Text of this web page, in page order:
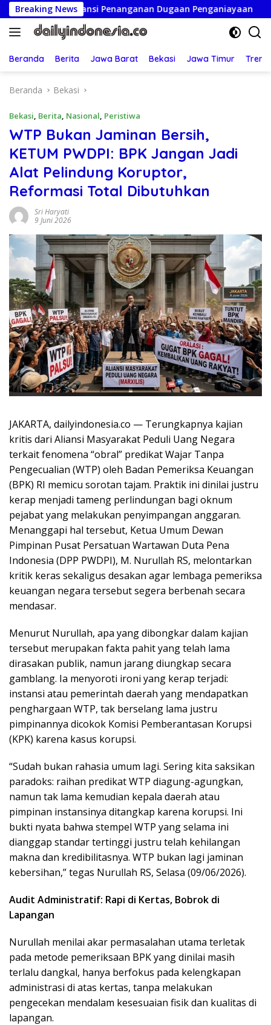
Langsung
ke
konten
Breaking News
Penanganan Dugaan Penganiayaan Ketua
Beranda Berita Jawa Barat Bekasi Jawa Timur
Beranda Bekasi
Bekasi, Berita, Nasional, Peristiwa
WTP Bukan Jaminan Bersih,
KETUM PWDPI: BPK Jangan Jadi
Alat Pelindung Koruptor,
Reformasi Total Dibutuhkan
Sri Haryati
9 Juni 2026
JAKARTA, dailyindonesia.co — Terungkapnya kajian
kritis dari Aliansi Masyarakat Peduli Uang Negara
terkait fenomena “obral” predikat Wajar Tanpa
Pengecualian (WTP) oleh Badan Pemeriksa Keuangan
(BPK) RI memicu sorotan tajam. Praktik ini dinilai justru
kerap menjadi tameng perlindungan bagi oknum
pejabat yang melakukan penyimpangan anggaran.
Menanggapi hal tersebut, Ketua Umum Dewan
Pimpinan Pusat Persatuan Wartawan Duta Pena
Indonesia (DPP PWDPI), M. Nurullah RS, melontarkan
kritik keras sekaligus desakan agar lembaga pemeriksa
keuangan negara tersebut segera berbenah secara
mendasar.
Menurut Nurullah, apa yang dibongkar dalam kajian
tersebut merupakan fakta pahit yang telah lama
dirasakan publik, namun jarang diungkap secara
gamblang. Ia menyoroti ironi yang kerap terjadi:
instansi atau pemerintah daerah yang mendapatkan
penghargaan WTP, tak berselang lama justru
pimpinannya dicokok Komisi Pemberantasan Korupsi
(KPK) karena kasus korupsi.
“Sudah bukan rahasia umum lagi. Sering kita saksikan
paradoks: raihan predikat WTP diagung-agungkan,
namun tak lama kemudian kepala daerah atau
pimpinan instansinya ditangkap karena korupsi. Ini
bukti nyata bahwa stempel WTP yang selama ini
dianggap standar tertinggi justru telah kehilangan
makna dan kredibilitasnya. WTP bukan lagi jaminan
kebersihan,” tegas Nurullah RS, Selasa (09/06/2026).
Audit Administratif: Rapi di Kertas, Bobrok di
Lapangan
Nurullah menilai akar permasalahan utama terletak
pada metode pemeriksaan BPK yang dinilai masih
terlalu dangkal, hanya berfokus pada kelengkapan
administrasi di atas kertas, tanpa melakukan
pengecekan mendalam kesesuaian fisik dan kualitas di
lapangan.